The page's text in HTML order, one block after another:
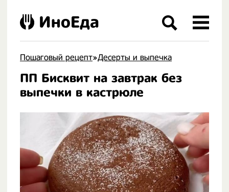
Пошаговый рецепт»Десерты и выпечка
ПП Бисквит на завтрак без
выпечки в кастрюле
ИноЕда